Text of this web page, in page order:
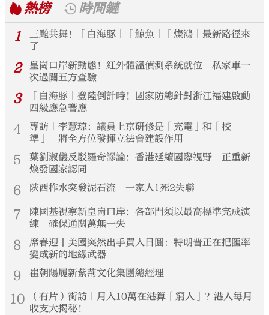
熱榜
時間鏈
1
三颱共舞！「白海豚」「鯨魚」「燦鴻」最新路徑來
了
2
皇崗口岸新動態！紅外體溫偵測系統就位 私家車一
次過關五方查驗
3
「白海豚」登陸倒計時！國家防總針對浙江福建啟動
四級應急響應
4
專訪｜李慧琼：議員上京研修是「充電」和「校
準」 將全方位發揮立法會建設作用
5
葉劉淑儀反駁羅奇謬論：香港延續國際視野 正重新
煥發國家認同
6 陝西柞水突發泥石流 一家人1死2失聯
7
陳國基視察新皇崗口岸：各部門須以最高標準完成演
練 確保通關萬無一失
8
席春迎丨美國突然出手買入日圓：特朗普正在把匯率
變成新的地緣武器
9 崔朝陽履新紫荊文化集團總經理
10
（有片）街訪｜月入10萬在港算「窮人」？港人每月
收支大揭秘！